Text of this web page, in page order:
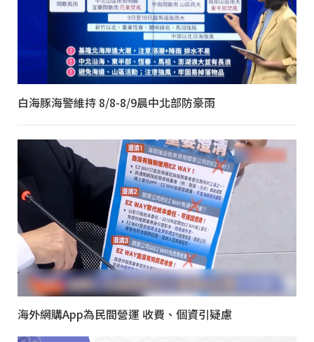
白海豚海警維持 8/8-8/9晨中北部防豪雨
海外網購App為民間營運 收費、個資引疑慮